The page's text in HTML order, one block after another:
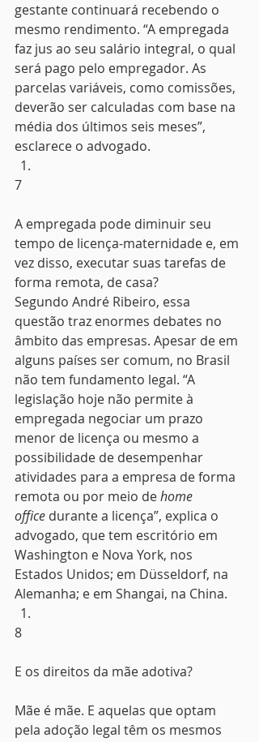
gestante continuará recebendo o
mesmo rendimento. “A empregada
faz jus ao seu salário integral, o qual
será pago pelo empregador. As
parcelas variáveis, como comissões,
deverão ser calculadas com base na
média dos últimos seis meses”,
esclarece o advogado.
7
A empregada pode diminuir seu
tempo de licença-maternidade e, em
vez disso, executar suas tarefas de
forma remota, de casa?
Segundo André Ribeiro, essa
questão traz enormes debates no
âmbito das empresas. Apesar de em
alguns países ser comum, no Brasil
não tem fundamento legal. “A
legislação hoje não permite à
empregada negociar um prazo
menor de licença ou mesmo a
possibilidade de desempenhar
atividades para a empresa de forma
remota ou por meio de home
office durante a licença”, explica o
advogado, que tem escritório em
Washington e Nova York, nos
Estados Unidos; em Düsseldorf, na
Alemanha; e em Shangai, na China.
8
E os direitos da mãe adotiva?
Mãe é mãe. E aquelas que optam
pela adoção legal têm os mesmos